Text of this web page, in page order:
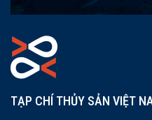
TẠP CHÍ THỦY SẢN VIỆT